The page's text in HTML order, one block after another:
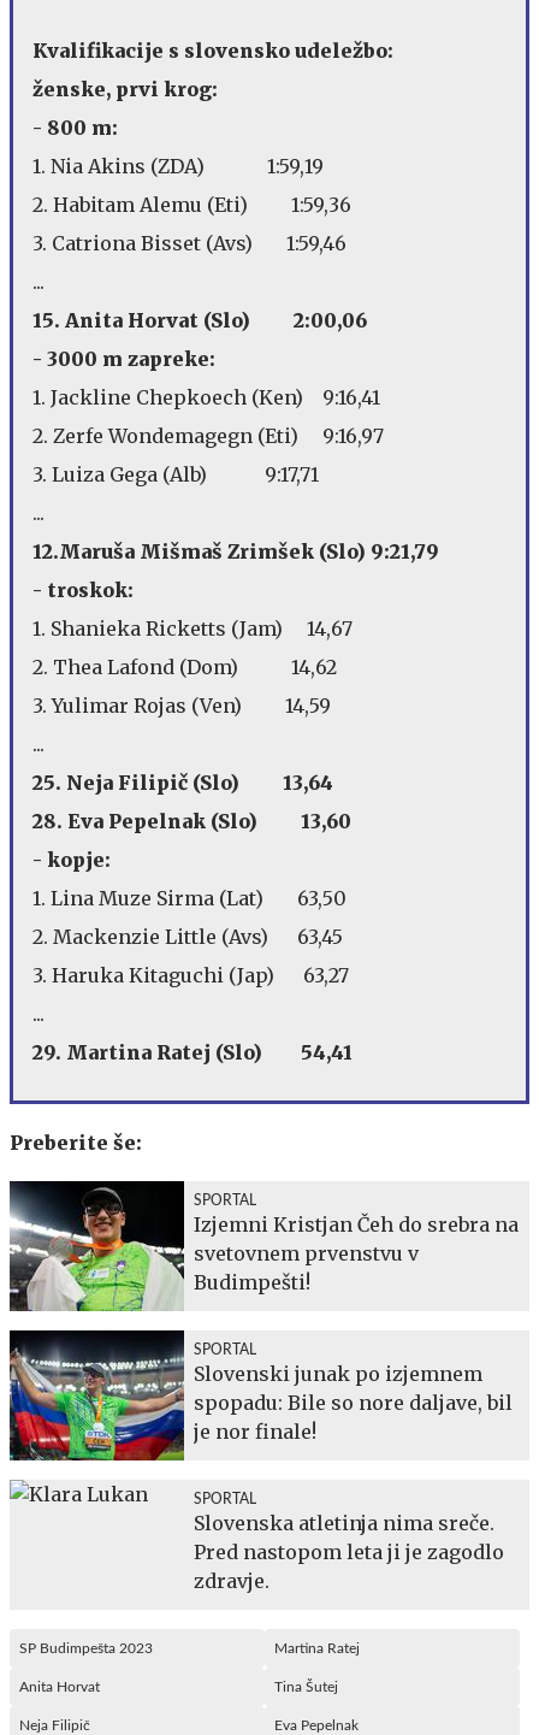
Kvalifikacije s slovensko udeležbo:
ženske, prvi krog:
- 800 m:
1. Nia Akins (ZDA) 1:59,19
2. Habitam Alemu (Eti) 1:59,36
3. Catriona Bisset (Avs) 1:59,46
...
15. Anita Horvat (Slo) 2:00,06
- 3000 m zapreke:
1. Jackline Chepkoech (Ken) 9:16,41
2. Zerfe Wondemagegn (Eti) 9:16,97
3. Luiza Gega (Alb) 9:17,71
...
12.Maruša Mišmaš Zrimšek (Slo) 9:21,79
- troskok:
1. Shanieka Ricketts (Jam) 14,67
2. Thea Lafond (Dom) 14,62
3. Yulimar Rojas (Ven) 14,59
...
25. Neja Filipič (Slo) 13,64
28. Eva Pepelnak (Slo) 13,60
- kopje:
1. Lina Muze Sirma (Lat) 63,50
2. Mackenzie Little (Avs) 63,45
3. Haruka Kitaguchi (Jap) 63,27
...
29. Martina Ratej (Slo) 54,41
Preberite še:
SPORTAL
Izjemni Kristjan Čeh do srebra na
svetovnem prvenstvu v
Budimpešti!
SPORTAL
Slovenski junak po izjemnem
spopadu: Bile so nore daljave, bil
je nor finale!
SPORTAL
Slovenska atletinja nima sreče.
Pred nastopom leta ji je zagodlo
zdravje.
SP Budimpešta 2023 Martina Ratej
Anita Horvat Tina Šutej
Neja Filipič Eva Pepelnak